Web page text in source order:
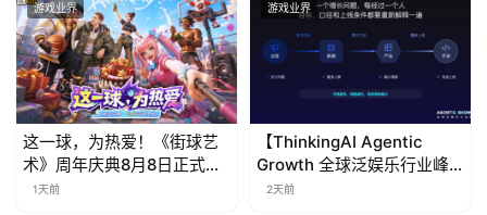
游戏业界
这一球，为热爱！《街球艺
术》周年庆典8月8日正式上
线，多重福利与全新内容同
1天前
游戏业界
【ThinkingAI Agentic
Growth 全球泛娱乐行业峰
会】Agent 时代，人到底负
2天前